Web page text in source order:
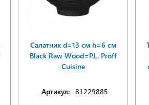
Салатник d=13 см h=6 см
Black Raw Wood=P.L. Proff
Cuisine
Артикул: 81229885